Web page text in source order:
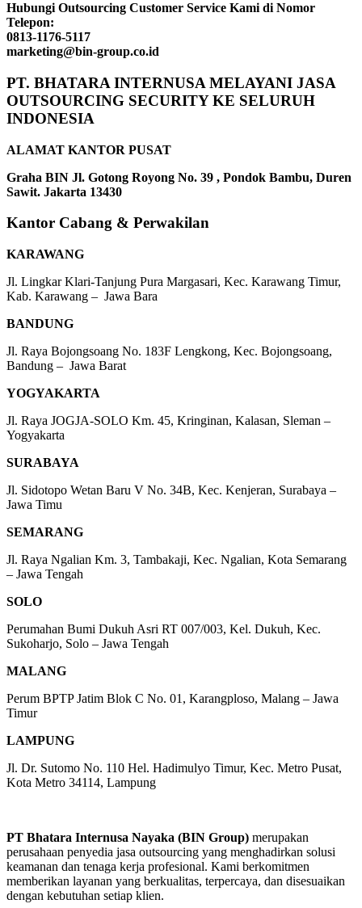
Hubungi Outsourcing Customer Service Kami di Nomor
Telepon:
0813-1176-5117
marketing@bin-group.co.id
PT. BHATARA INTERNUSA MELAYANI JASA
OUTSOURCING SECURITY KE SELURUH
INDONESIA
ALAMAT KANTOR PUSAT
Graha BIN Jl. Gotong Royong No. 39 , Pondok Bambu, Duren
Sawit. Jakarta 13430
Kantor Cabang & Perwakilan
KARAWANG
Jl. Lingkar Klari-Tanjung Pura Margasari, Kec. Karawang Timur,
Kab. Karawang – Jawa Bara
BANDUNG
Jl. Raya Bojongsoang No. 183F Lengkong, Kec. Bojongsoang,
Bandung – Jawa Barat
YOGYAKARTA
Jl. Raya JOGJA-SOLO Km. 45, Kringinan, Kalasan, Sleman –
Yogyakarta
SURABAYA
Jl. Sidotopo Wetan Baru V No. 34B, Kec. Kenjeran, Surabaya –
Jawa Timu
SEMARANG
Jl. Raya Ngalian Km. 3, Tambakaji, Kec. Ngalian, Kota Semarang
– Jawa Tengah
SOLO
Perumahan Bumi Dukuh Asri RT 007/003, Kel. Dukuh, Kec.
Sukoharjo, Solo – Jawa Tengah
MALANG
Perum BPTP Jatim Blok C No. 01, Karangploso, Malang – Jawa
Timur
LAMPUNG
Jl. Dr. Sutomo No. 110 Hel. Hadimulyo Timur, Kec. Metro Pusat,
Kota Metro 34114, Lampung
PT Bhatara Internusa Nayaka (BIN Group) merupakan
perusahaan penyedia jasa outsourcing yang menghadirkan solusi
keamanan dan tenaga kerja profesional. Kami berkomitmen
memberikan layanan yang berkualitas, terpercaya, dan disesuaikan
dengan kebutuhan setiap klien.